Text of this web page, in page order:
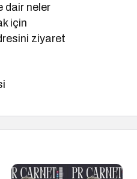
dair neler
için
ziyaret